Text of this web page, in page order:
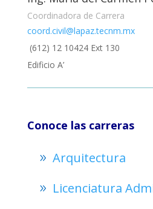
Coordinadora de Carrera
coord.civil@lapaz.tecnm.mx
(612) 12 10424 Ext 130
Edificio A’
Conoce las carreras
Arquitectura
Licenciatura